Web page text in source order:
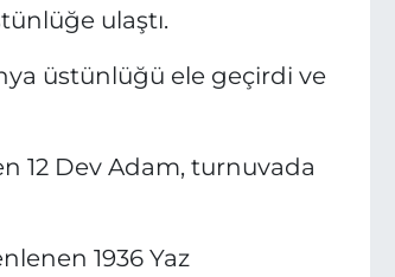
ulaştı.
üstünlüğü ele geçirdi ve
12 Dev Adam, turnuvada
1936 Yaz